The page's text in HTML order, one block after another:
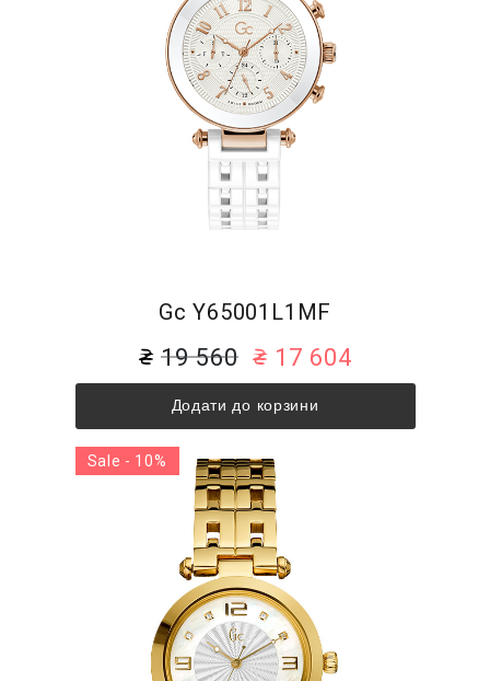
Gc Y65001L1MF
19 560 17 604
Додати до корзини
Sale - 10%